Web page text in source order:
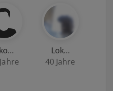
Lok…
40 Jahre